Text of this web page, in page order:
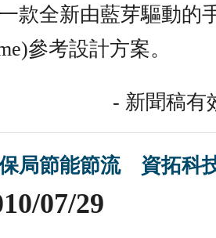
款全新由藍芽驅動的
參考設計方案。
- 新聞稿有
局節能節流 資拓科
07/29